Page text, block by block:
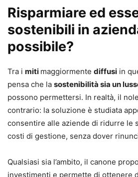
Risparmiare ed
sostenibili in
possibile?
Tra i miti maggiormente diffusi in
pensa che la sostenibilità sia un
possono permettersi. In realtà, il
contrario: la soluzione è studiata
consentire alle aziende di ridurre le
costi di gestione, senza dover
Qualsiasi sia l’ambito, il canone
investimenti e permette di ottenere